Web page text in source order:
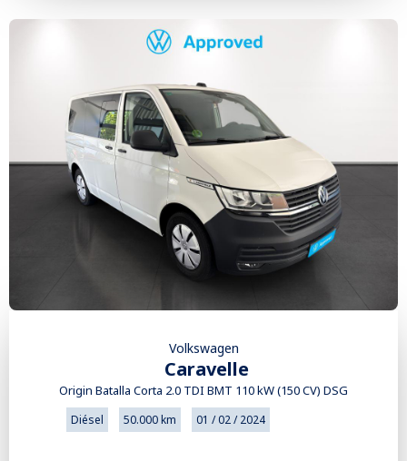
Volkswagen
Caravelle
Origin Batalla Corta 2.0 TDI BMT 110 kW (150 CV) DSG
Diésel 50.000 km 01 / 02 / 2024